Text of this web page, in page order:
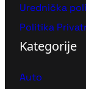
Urednička
Politika
Kategorije
Auto